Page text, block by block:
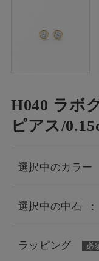
H040 ラボ
ピアス/
選択中のカラー
選択中の中石 ：
ラッピング